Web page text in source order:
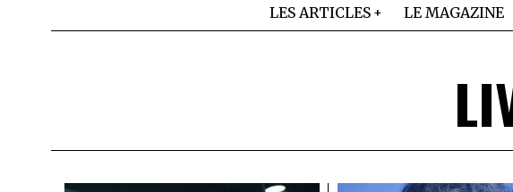
LES ARTICLES LE MAGAZINE